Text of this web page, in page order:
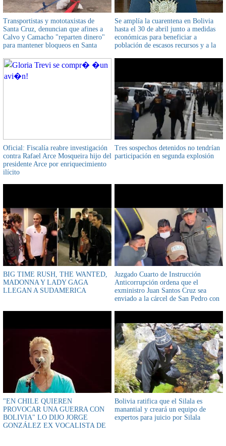
Transportistas y mototaxistas de
Santa Cruz, denuncian que afines a
Calvo y Camacho "reparten dinero"
para mantener bloqueos en Santa
Se amplía la cuarentena en Bolivia
hasta el 30 de abril junto a medidas
económicas para beneficiar a
población de escasos recursos y a la
Oficial: Fiscalía reabre investigación
contra Rafael Arce Mosqueira hijo del
presidente Arce por enriquecimiento
ilícito
Tres sospechos detenidos no tendrían
participación en segunda explosión
BIG TIME RUSH, THE WANTED,
MADONNA Y LADY GAGA
LLEGAN A SUDAMERICA
Juzgado Cuarto de Instrucción
Anticorrupción ordena que el
exministro Juan Santos Cruz sea
enviado a la cárcel de San Pedro con
"EN CHILE QUIEREN
PROVOCAR UNA GUERRA CON
BOLIVIA" LO DIJO JORGE
GONZÁLEZ EX VOCALISTA DE
Bolivia ratifica que el Silala es
manantial y creará un equipo de
expertos para juicio por Silala